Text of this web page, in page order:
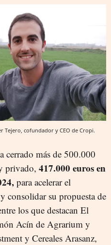
Tejero, cofundador y CEO de Cropi.
cerrado más de 500.000
privado, 417.000 euros en
para acelerar el
consolidar su propuesta de
los que destacan El
Acín de Agrarium y
y Cereales Arasanz,